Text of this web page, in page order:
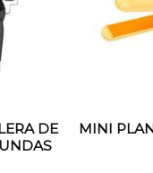
DE
MINI